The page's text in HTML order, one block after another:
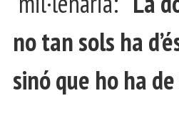
no tan sols ha
sinó que ho ha